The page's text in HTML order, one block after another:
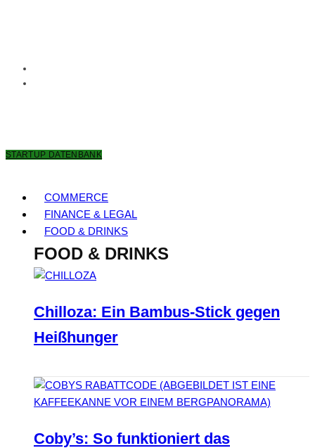
STARTUP DATENBANK
COMMERCE
FINANCE & LEGAL
FOOD & DRINKS
FOOD & DRINKS
Chilloza: Ein Bambus-Stick gegen
Heißhunger
Coby’s: So funktioniert das